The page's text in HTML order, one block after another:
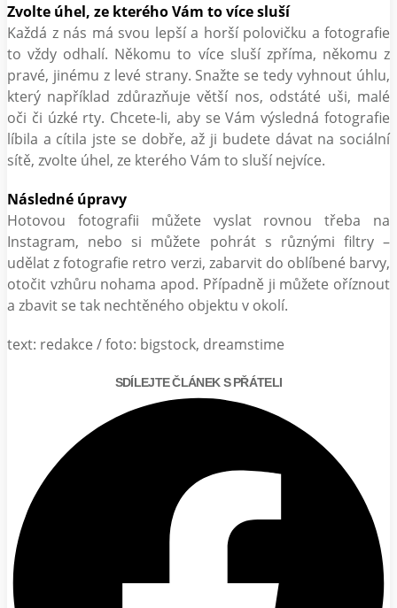
Zvolte úhel, ze kterého Vám to více sluší
Každá z nás má svou lepší a horší polovičku a fotografie
to vždy odhalí. Někomu to více sluší zpříma, někomu z
pravé, jinému z levé strany. Snažte se tedy vyhnout úhlu,
který například zdůrazňuje větší nos, odstáté uši, malé
oči či úzké rty. Chcete-li, aby se Vám výsledná fotografie
líbila a cítila jste se dobře, až ji budete dávat na sociální
sítě, zvolte úhel, ze kterého Vám to sluší nejvíce.
Následné úpravy
Hotovou fotografii můžete vyslat rovnou třeba na
Instagram, nebo si můžete pohrát s různými filtry –
udělat z fotografie retro verzi, zabarvit do oblíbené barvy,
otočit vzhůru nohama apod. Případně ji můžete oříznout
a zbavit se tak nechtěného objektu v okolí.
text: redakce / foto: bigstock, dreamstime
SDÍLEJTE ČLÁNEK S PŘÁTELI